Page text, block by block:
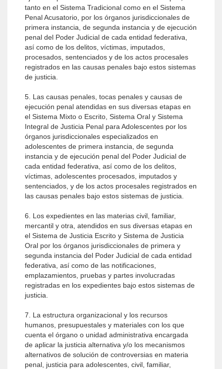
tanto en el Sistema Tradicional como en el Sistema
Penal Acusatorio, por los órganos jurisdiccionales de
primera instancia, de segunda instancia y de ejecución
penal del Poder Judicial de cada entidad federativa,
así como de los delitos, víctimas, imputados,
procesados, sentenciados y de los actos procesales
registrados en las causas penales bajo estos sistemas
de justicia.
5. Las causas penales, tocas penales y causas de
ejecución penal atendidas en sus diversas etapas en
el Sistema Mixto o Escrito, Sistema Oral y Sistema
Integral de Justicia Penal para Adolescentes por los
órganos jurisdiccionales especializados en
adolescentes de primera instancia, de segunda
instancia y de ejecución penal del Poder Judicial de
cada entidad federativa, así como de los delitos,
víctimas, adolescentes procesados, imputados y
sentenciados, y de los actos procesales registrados en
las causas penales bajo estos sistemas de justicia.
6. Los expedientes en las materias civil, familiar,
mercantil y otra, atendidos en sus diversas etapas en
el Sistema de Justicia Escrito y Sistema de Justicia
Oral por los órganos jurisdiccionales de primera y
segunda instancia del Poder Judicial de cada entidad
federativa, así como de las notificaciones,
emplazamientos, pruebas y partes involucradas
registradas en los expedientes bajo estos sistemas de
justicia.
7. La estructura organizacional y los recursos
humanos, presupuestales y materiales con los que
cuenta el órgano o unidad administrativa encargada
de aplicar la justicia alternativa y/o los mecanismos
alternativos de solución de controversias en materia
penal, justicia para adolescentes, civil, familiar,